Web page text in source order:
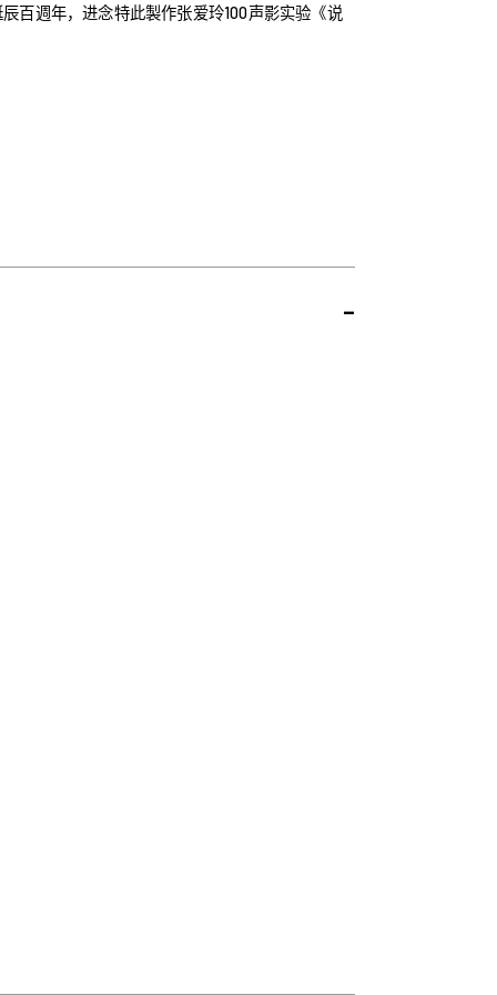
百週年，进念特此製作张爱玲100声影实验《说
-